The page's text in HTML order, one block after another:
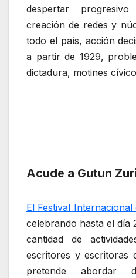
despertar
creación de redes y
todo el país, acción
a partir de 1929,
dictadura, motines
Acude a Gutun
El Festival Internacional
celebrando hasta el día
cantidad de
escritores y escritoras
pretende abordar